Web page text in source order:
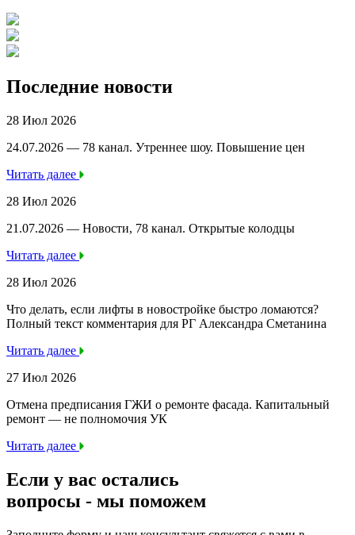
Последние новости
28 Июл 2026
24.07.2026 — 78 канал. Утреннее шоу. Повышение цен
Читать далее
28 Июл 2026
21.07.2026 — Новости, 78 канал. Открытые колодцы
Читать далее
28 Июл 2026
Что делать, если лифты в новостройке быстро ломаются?
Полный текст комментария для РГ Александра Сметанина
Читать далее
27 Июл 2026
Отмена предписания ГЖИ о ремонте фасада. Капитальный
ремонт — не полномочия УК
Читать далее
Если у вас остались
вопросы - мы поможем